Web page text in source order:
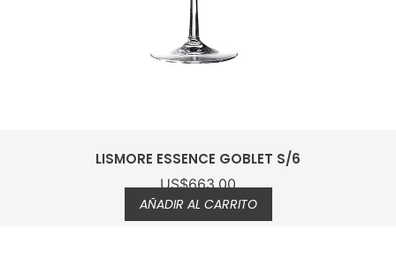
LISMORE ESSENCE GOBLET S/6
US$663.00
AÑADIR AL CARRITO